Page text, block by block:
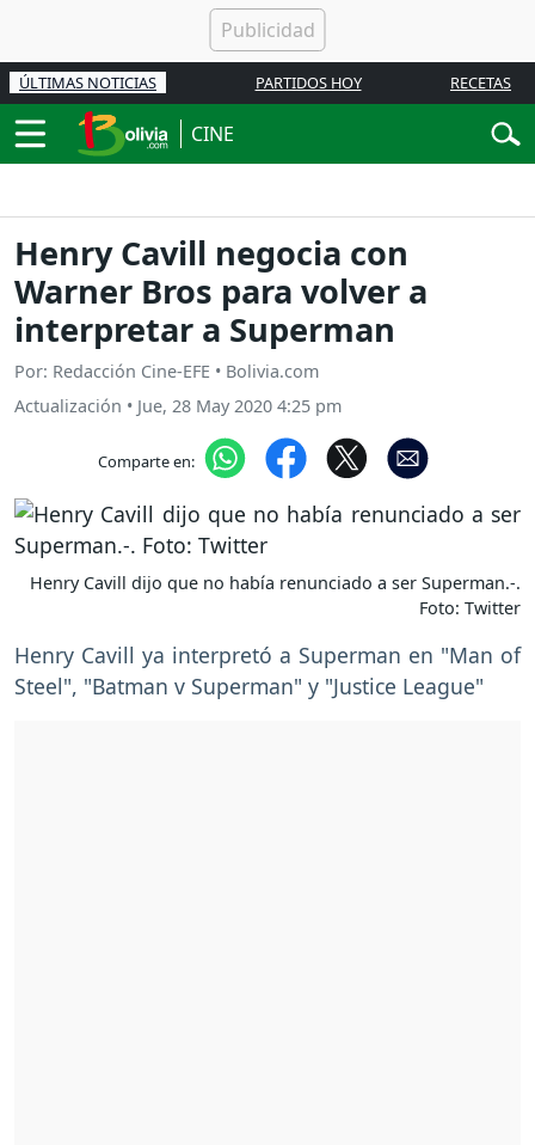
ÚLTIMAS NOTICIAS PARTIDOS HOY RECETAS
CINE
Henry Cavill negocia con
Warner Bros para volver a
interpretar a Superman
Por: Redacción Cine-EFE • Bolivia.com
Actualización • Jue, 28 May 2020 4:25 pm
Comparte en:
Henry Cavill dijo que no había renunciado a ser Superman.-.
Foto: Twitter
Henry Cavill ya interpretó a Superman en "Man of
Steel", "Batman v Superman" y "Justice League"